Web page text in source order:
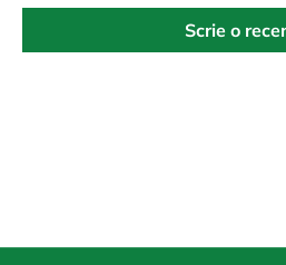
Scrie o